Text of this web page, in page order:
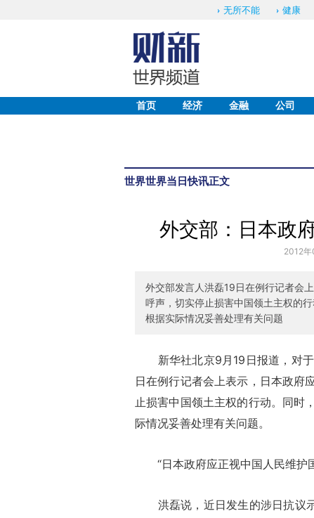
无所不能 健康
首页 经济 金融 公司
世界世界当日快讯正文
外交部：日本政
2012
外交部发言人洪磊19日在例行记者会
呼声，切实停止损害中国领土主权的
根据实际情况妥善处理有关问题
新华社北京9月19日报道，对于
日在例行记者会上表示，日本政府
止损害中国领土主权的行动。同时
际情况妥善处理有关问题。
“日本政府应正视中国人民维护国
洪磊说，近日发生的涉日抗议示